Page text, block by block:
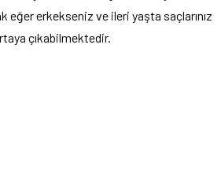
eğer erkekseniz ve ileri yaşta saçlarınız
çıkabilmektedir.